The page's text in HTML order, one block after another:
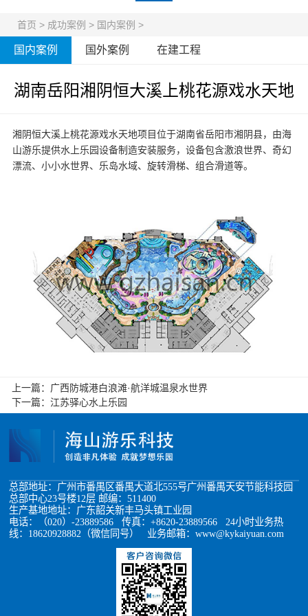
首页 > 成功案例 > 国内案例 >
国内案例 国外案例 在建工程
湖南岳阳湘阴恒大溪上桃花源戏水天地
湘阴恒大溪上桃花源戏水天地项目位于湖南省岳阳市湘阴县，由海
山游乐提供水上乐园设备制造安装服务，设备包含激浪世界、奇幻
漂流、小小水世界、乐岛水域、旋转滑梯、组合滑道等。
上一篇： 广西防城港白浪滩·航洋城温泉水世界
下一篇： 江苏驿心水上乐园
总部地址：广州市番禺区番禺大道北555号广州番禺天安节能科技园
总部中心23号楼12层 邮编：511400
生产基地地址：广东韶关新丰马头镇工业园
电话：（020）-23889586 传真：+8620-23889566 24小时业务热
线：18620928882（微信同号） 业务邮箱：www@kykaiyuan.com